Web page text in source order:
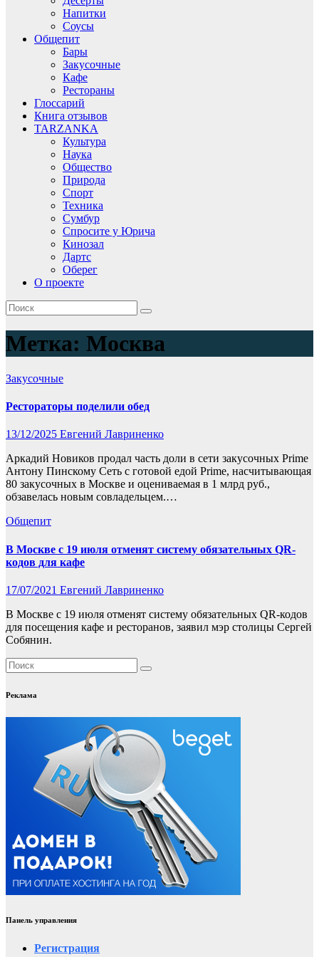
Напитки
Соусы
Общепит
Бары
Закусочные
Кафе
Рестораны
Глоссарий
Книга отзывов
TARZANKA
Культура
Наука
Общество
Природа
Спорт
Техника
Сумбур
Спросите у Юрича
Кинозал
Дартс
Оберег
О проекте
Метка: Москва
Закусочные
Рестораторы поделили обед
13/12/2025 Евгений Лавриненко
Аркадий Новиков продал часть доли в сети закусочных Prime
Антону Пинскому Сеть с готовой едой Prime, насчитывающая
80 закусочных в Москве и оцениваемая в 1 млрд руб.,
обзавелась новым совладельцем.…
Общепит
В Москве с 19 июля отменят систему обязательных QR-
кодов для кафе
17/07/2021 Евгений Лавриненко
В Москве с 19 июля отменят систему обязательных QR-кодов
для посещения кафе и ресторанов, заявил мэр столицы Сергей
Собянин.
Реклама
Панель управления
Регистрация